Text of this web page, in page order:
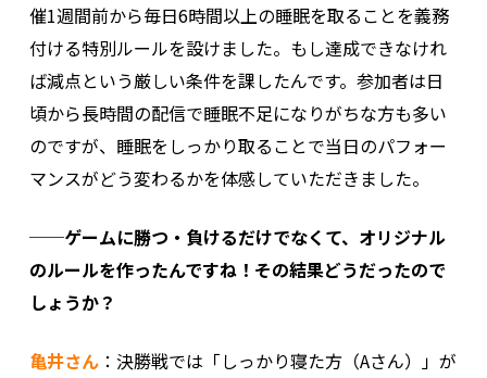
催1週間前から毎日6時間以上の睡眠を取ることを義務
付ける特別ルールを設けました。もし達成できなけれ
ば減点という厳しい条件を課したんです。参加者は日
頃から長時間の配信で睡眠不足になりがちな方も多い
のですが、睡眠をしっかり取ることで当日のパフォー
マンスがどう変わるかを体感していただきました。
──ゲームに勝つ・負けるだけでなくて、オリジナル
のルールを作ったんですね！その結果どうだったので
しょうか？
亀井さん：決勝戦では「しっかり寝た方（Aさん）」が